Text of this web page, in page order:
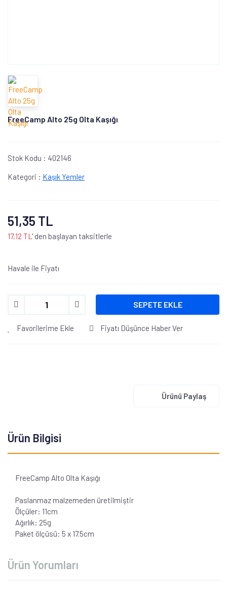
FreeCamp Alto 25g Olta Kaşığı
Stok Kodu : 402146
Kategori : Kaşık Yemler
51,35 TL
17,12 TL ' den başlayan taksitlerle
Havale ile Fiyatı
SEPETE EKLE
Favorilerime Ekle Fiyatı Düşünce Haber Ver
Ürünü Paylaş
Ürün Bilgisi
FreeCamp Alto Olta Kaşığı
Paslanmaz malzemeden üretilmiştir
Ölçüler: 11cm
Ağırlık: 25g
Paket ölçüsü: 5 x 17.5cm
Ürün Yorumları